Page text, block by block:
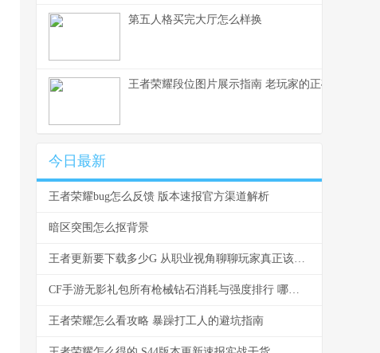
第五人格买完大厅怎么样换
王者荣耀段位图片展示指南 老玩家的正确使用方式
今日最新
王者荣耀bug怎么反馈 版本速报官方渠道解析
暗区突围怎么抠背景
王者更新要下载多少G 从职业视角聊聊玩家真正该关心的事
CF手游无影礼包所有枪械钻石消耗与强度排行 哪把最值你攒的钻石
王者荣耀怎么看攻略 暴躁打工人的避坑指南